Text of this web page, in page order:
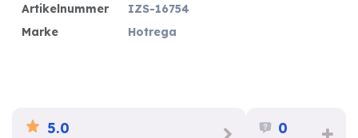
Artikelnummer
IZS-16754
Marke
Hotrega
5.0 0